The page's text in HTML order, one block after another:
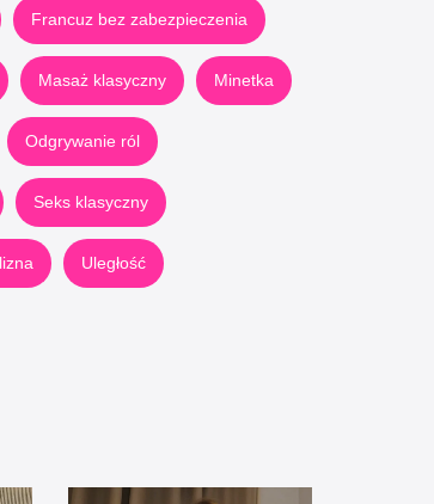
Francuz bez zabezpieczenia
Masaż klasyczny Minetka
Odgrywanie ról
Seks klasyczny
Uległość